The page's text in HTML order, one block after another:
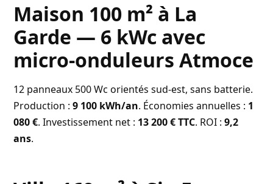
Maison 100 m² à La
Garde — 6 kWc avec
micro-onduleurs Atmoce
12 panneaux 500 Wc orientés sud-est, sans batterie.
Production :9 100 kWh/an. Économies annuelles : 1
080 €. Investissement net : 13 200 € TTC. ROI :9,2
ans.